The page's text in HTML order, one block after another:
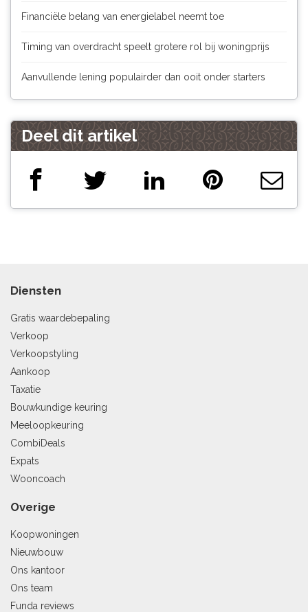
Financiële belang van energielabel neemt toe
Timing van overdracht speelt grotere rol bij woningprijs
Aanvullende lening populairder dan ooit onder starters
Deel dit artikel
Diensten
Gratis waardebepaling
Verkoop
Verkoopstyling
Aankoop
Taxatie
Bouwkundige keuring
Meeloopkeuring
CombiDeals
Expats
Wooncoach
Overige
Koopwoningen
Nieuwbouw
Ons kantoor
Ons team
Funda reviews